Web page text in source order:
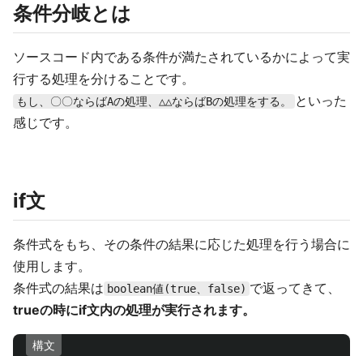
条件分岐とは
ソースコード内である条件が満たされているかによって実
行する処理を分けることです。
もし、〇〇ならばAの処理、△△ならばBの処理をする。
といった
感じです。
if文
条件式をもち、その条件の結果に応じた処理を行う場合に
使用します。
条件式の結果は boolean値(true、false) で返ってきて、
trueの時にif文内の処理が実行されます。
構文